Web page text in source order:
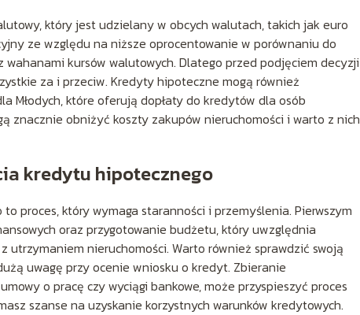
który jest udzielany w obcych walutach, takich jak euro
ze względu na niższe oprocentowanie w porównaniu do
kursów walutowych. Dlatego przed podjęciem decyzji
za i przeciw. Kredyty hipoteczne mogą również
Młodych, które oferują dopłaty do kredytów dla osób
znacznie obniżyć koszty zakupów nieruchomości i warto z nich
kredytu hipotecznego
proces, który wymaga staranności i przemyślenia. Pierwszym
oraz przygotowanie budżetu, który uwzględnia
nieruchomości. Warto również sprawdzić swoją
uwagę przy ocenie wniosku o kredyt. Zbieranie
o pracę czy wyciągi bankowe, może przyspieszyć proces
szanse na uzyskanie korzystnych warunków kredytowych.